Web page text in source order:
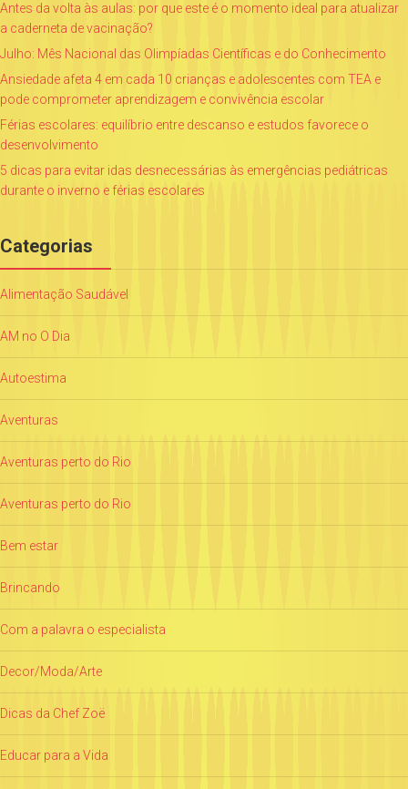
Antes da volta às aulas: por que este é o momento ideal para atualizar
a caderneta de vacinação?
Julho: Mês Nacional das Olimpíadas Científicas e do Conhecimento
Ansiedade afeta 4 em cada 10 crianças e adolescentes com TEA e
pode comprometer aprendizagem e convivência escolar
Férias escolares: equilíbrio entre descanso e estudos favorece o
desenvolvimento
5 dicas para evitar idas desnecessárias às emergências pediátricas
durante o inverno e férias escolares
Categorias
Alimentação Saudável
AM no O Dia
Autoestima
Aventuras
Aventuras perto do Rio
Aventuras perto do Rio
Bem estar
Brincando
Com a palavra o especialista
Decor/Moda/Arte
Dicas da Chef Zoë
Educar para a Vida